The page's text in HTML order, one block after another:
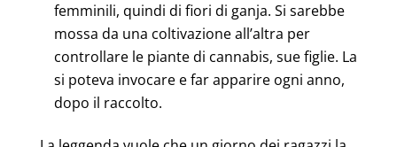
femminili, quindi di fiori di ganja. Si sarebbe
mossa da una coltivazione all’altra per
controllare le piante di cannabis, sue figlie. La
si poteva invocare e far apparire ogni anno,
dopo il raccolto.